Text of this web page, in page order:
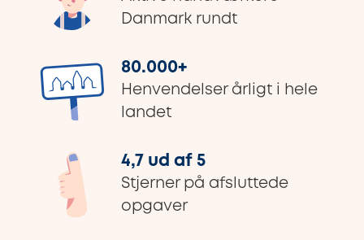
Danmark rundt
80.000+
Henvendelser årligt i hele
landet
4,7 ud af 5
Stjerner på afsluttede
opgaver